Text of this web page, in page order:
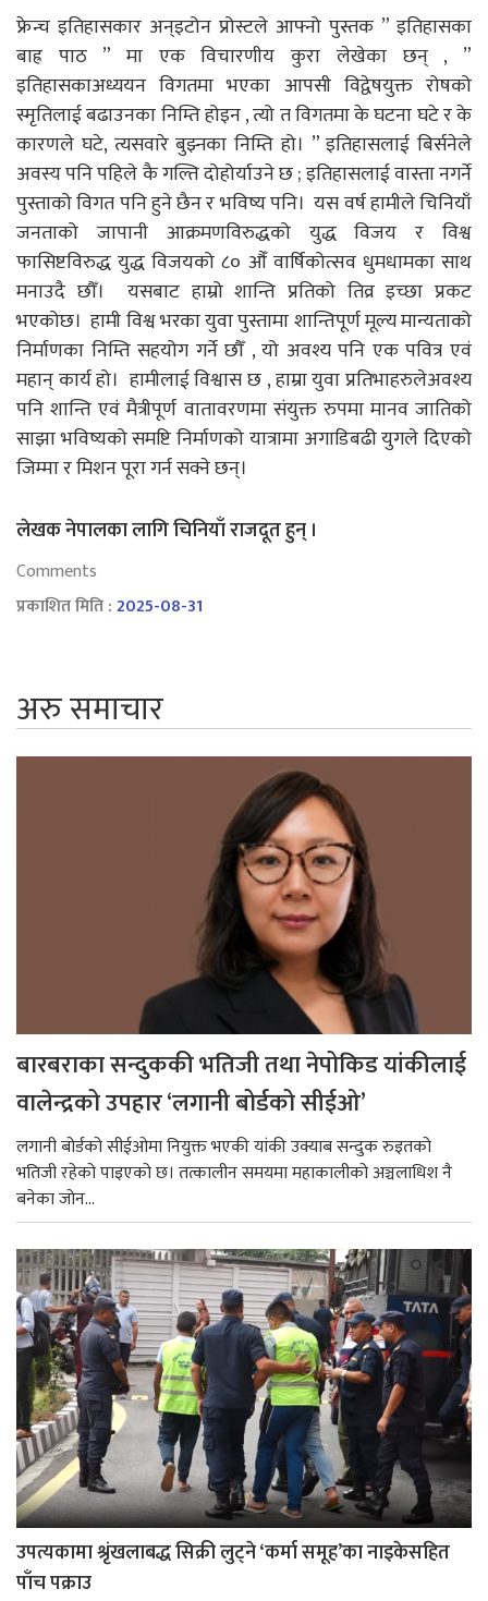
फ्रेन्च इतिहासकार अन्इटोन प्रोस्टले आफ्नो पुस्तक ” इतिहासका
बाह्र पाठ ” मा एक विचारणीय कुरा लेखेका छन् , ”
इतिहासकाअध्ययन विगतमा भएका आपसी विद्वेषयुक्त रोषको
स्मृतिलाई बढाउनका निम्ति होइन , त्यो त विगतमा के घटना घटे र के
कारणले घटे, त्यसवारे बुझ्नका निम्ति हो। ” इतिहासलाई बिर्सनेले
अवस्य पनि पहिले कै गल्ति दोहोर्याउने छ ; इतिहासलाई वास्ता नगर्ने
पुस्ताको विगत पनि हुने छैन र भविष्य पनि। यस वर्ष हामीले चिनियाँ
जनताको जापानी आक्रमणविरुद्धको युद्ध विजय र विश्व
फासिष्टविरुद्ध युद्ध विजयको ८० औँ वार्षिकोत्सव धुमधामका साथ
मनाउदै छौँ। यसबाट हाम्रो शान्ति प्रतिको तिव्र इच्छा प्रकट
भएकोछ। हामी विश्व भरका युवा पुस्तामा शान्तिपूर्ण मूल्य मान्यताको
निर्माणका निम्ति सहयोग गर्ने छौँ , यो अवश्य पनि एक पवित्र एवं
महान् कार्य हो। हामीलाई विश्वास छ , हाम्रा युवा प्रतिभाहरुलेअवश्य
पनि शान्ति एवं मैत्रीपूर्ण वातावरणमा संयुक्त रुपमा मानव जातिको
साझा भविष्यको समष्टि निर्माणको यात्रामा अगाडिबढी युगले दिएको
जिम्मा र मिशन पूरा गर्न सक्ने छन्।
लेखक नेपालका लागि चिनियाँ राजदूत हुन् ।
Comments
प्रकाशित मिति :2025-08-31
अरु समाचार
बारबराका सन्दुककी भतिजी तथा नेपोकिड यांकीलाई
वालेन्द्रको उपहार ‘लगानी बोर्डको सीईओ’
लगानी बोर्डको सीईओमा नियुक्त भएकी यांकी उक्याब सन्दुक रुइतको
भतिजी रहेको पाइएको छ। तत्कालीन समयमा महाकालीको अञ्चलाधिश नै
बनेका जोन...
उपत्यकामा श्रृंखलाबद्ध सिक्री लुट्ने ‘कर्मा समूह’का नाइकेसहित
पाँच पक्राउ